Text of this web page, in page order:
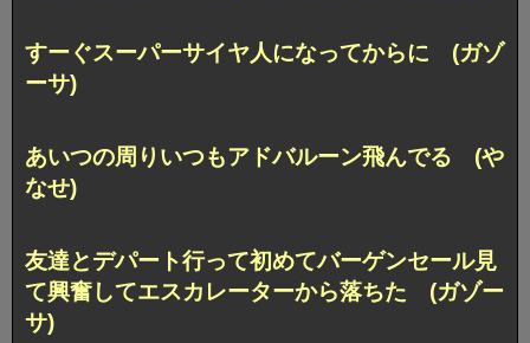
すーぐスーパーサイヤ人になってからに (ガゾ
ーサ)
あいつの周りいつもアドバルーン飛んでる (や
なせ)
友達とデパート行って初めてバーゲンセール見
て興奮してエスカレーターから落ちた (ガゾー
サ)